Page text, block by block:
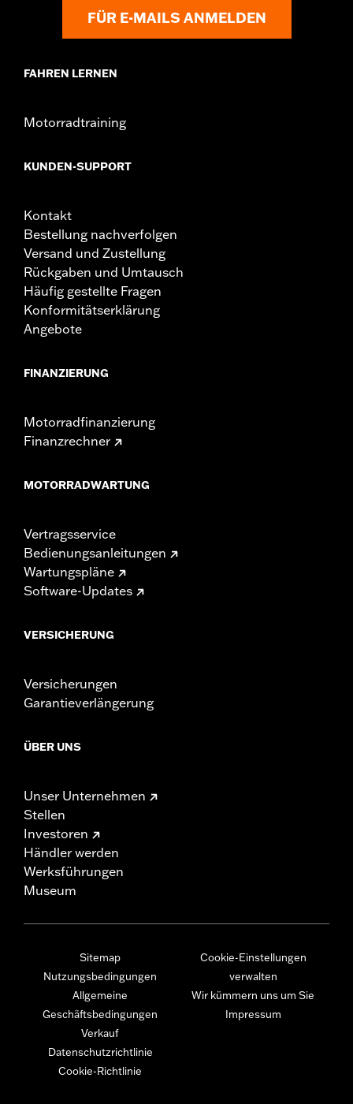
FÜR E-MAILS ANMELDEN
FAHREN LERNEN
Motorradtraining
KUNDEN-SUPPORT
Kontakt
Bestellung nachverfolgen
Versand und Zustellung
Rückgaben und Umtausch
Häufig gestellte Fragen
Konformitätserklärung
Angebote
FINANZIERUNG
Motorradfinanzierung
Finanzrechner
MOTORRADWARTUNG
Vertragsservice
Bedienungsanleitungen
Wartungspläne
Software-Updates
VERSICHERUNG
Versicherungen
Garantieverlängerung
ÜBER UNS
Unser Unternehmen
Stellen
Investoren
Händler werden
Werksführungen
Museum
Sitemap
Nutzungsbedingungen
Allgemeine
Geschäftsbedingungen
Verkauf
Datenschutzrichtlinie
Cookie-Richtlinie
Cookie-Einstellungen
verwalten
Wir kümmern uns um Sie
Impressum